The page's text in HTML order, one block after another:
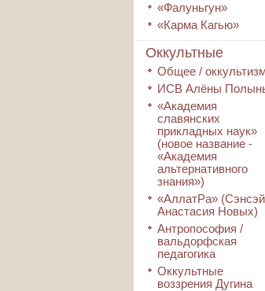
«Фалуньгун»
«Карма Кагью»
Оккультные
Общее /
ИСВ Алёны
«Академия
славянских
прикладных наук»
(новое название -
«Академия
альтернативного
знания»)
«АллатРа»
Анастасия Новых)
Антропософия /
вальдорфская
педагогика
Оккультные
воззрения Дугина